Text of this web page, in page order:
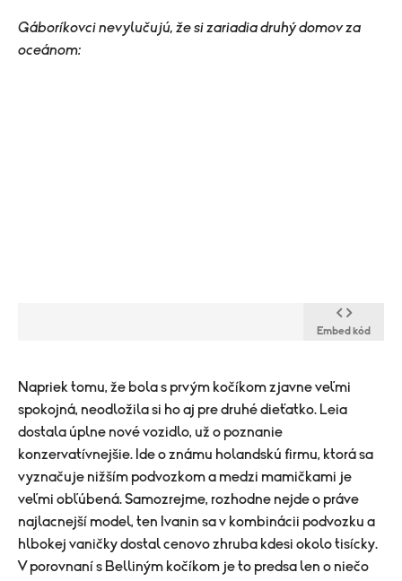
Gáboríkovci nevylučujú, že si zariadia druhý domov za
oceánom:
Embed kód
​Napriek tomu, že bola s prvým kočíkom zjavne veľmi
spokojná, neodložila si ho aj pre druhé dieťatko. Leia
dostala úplne nové vozidlo, už o poznanie
konzervatívnejšie. Ide o známu holandskú firmu, ktorá sa
vyznačuje nižším podvozkom a medzi mamičkami je
veľmi obľúbená. Samozrejme, rozhodne nejde o práve
najlacnejší model, ten Ivanin sa v kombinácii podvozku a
hlbokej vaničky dostal cenovo zhruba kdesi okolo tisícky.
V porovnaní s Belliným kočíkom je to predsa len o niečo